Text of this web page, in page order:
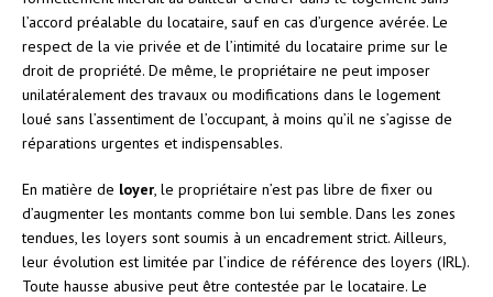
l’accord préalable du locataire, sauf en cas d’urgence avérée. Le
respect de la vie privée et de l’intimité du locataire prime sur le
droit de propriété. De même, le propriétaire ne peut imposer
unilatéralement des travaux ou modifications dans le logement
loué sans l’assentiment de l’occupant, à moins qu’il ne s’agisse de
réparations urgentes et indispensables.
En matière de loyer , le propriétaire n’est pas libre de fixer ou
d’augmenter les montants comme bon lui semble. Dans les zones
tendues, les loyers sont soumis à un encadrement strict. Ailleurs,
leur évolution est limitée par l’indice de référence des loyers (IRL).
Toute hausse abusive peut être contestée par le locataire. Le